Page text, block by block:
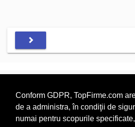
Conform GDPR, TopFirme.com
de a administra, în condiţii de
numai pentru scopurile
Topurile sunt realizate deTopFirme
depuse si au scop informativ.
Este interzisa folosirea topurilor fara